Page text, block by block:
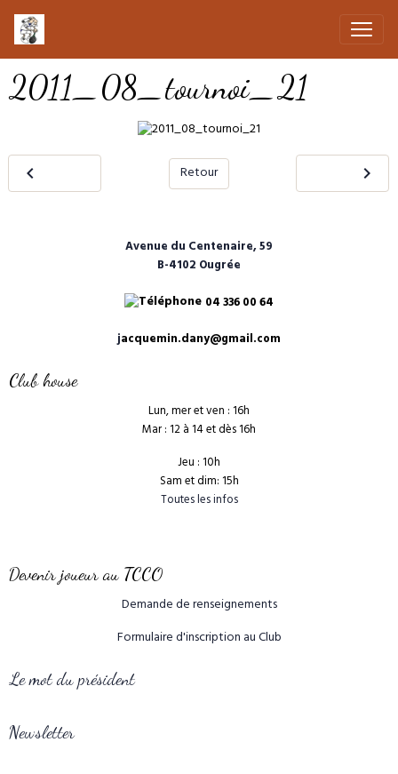
2011_08_tournoi_21
Retour
Avenue du Centenaire, 59
B-4102 Ougrée
04 336 00 64
jacquemin.dany@gmail.com
Club house
Lun, mer et ven : 16h
Mar : 12 à 14 et dès 16h
Jeu : 10h
Sam et dim: 15h
Toutes les infos
Devenir joueur au TCCO
Demande de renseignements
Formulaire d'inscription au Club
Le mot du président
Newsletter